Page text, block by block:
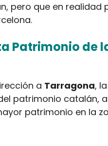
pero que en realidad
Patrimonio de
a Tarragona,
patrimonio catalán,
patrimonio en la